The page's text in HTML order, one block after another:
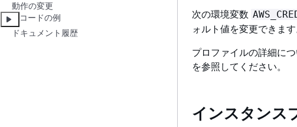
動作の変更
コードの例
ドキュメント履歴
次の環境変数
ォルト値を変更できます
プロファイルの詳細に
を参照してください。
インスタンス